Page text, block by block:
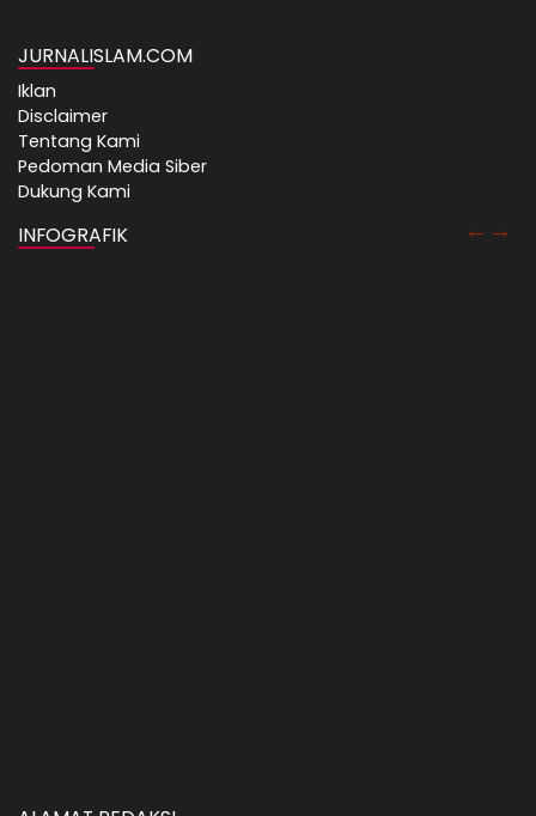
JURNALISLAM.COM
Iklan
Disclaimer
Tentang Kami
Pedoman Media Siber
Dukung Kami
INFOGRAFIK